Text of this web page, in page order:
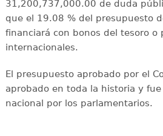
31,200,737,000.00 de duda
que el 19.08 % del presupuesto
financiará con bonos del tesoro o
internacionales.
El presupuesto aprobado por el
aprobado en toda la historia y
nacional por los parlamentarios.